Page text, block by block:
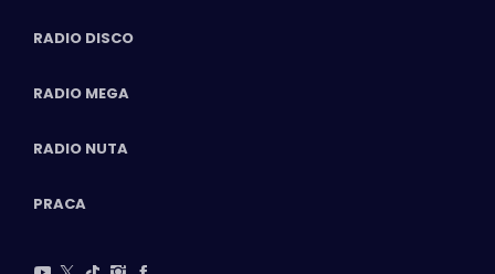
RADIO DISCO
RADIO MEGA
RADIO NUTA
PRACA